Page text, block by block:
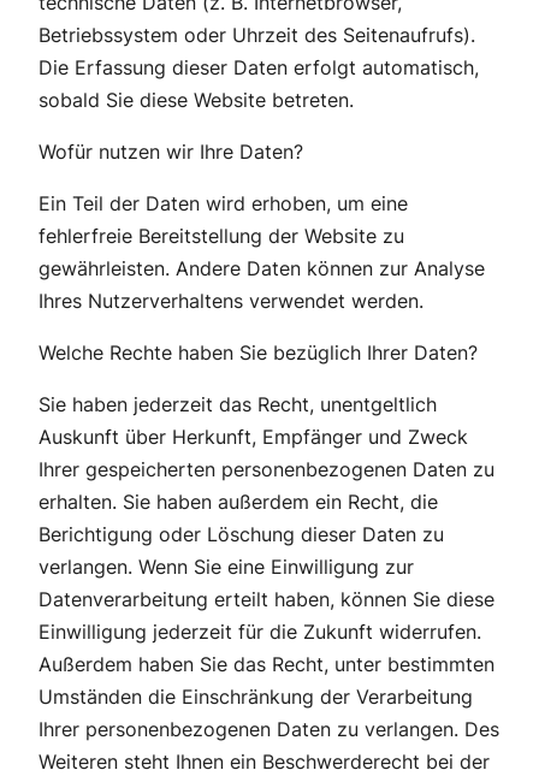
Betriebssystem oder Uhrzeit des Seitenaufrufs).
Die Erfassung dieser Daten erfolgt automatisch,
sobald Sie diese Website betreten.
Wofür nutzen wir Ihre Daten?
Ein Teil der Daten wird erhoben, um eine
fehlerfreie Bereitstellung der Website zu
gewährleisten. Andere Daten können zur Analyse
Ihres Nutzerverhaltens verwendet werden.
Welche Rechte haben Sie bezüglich Ihrer Daten?
Sie haben jederzeit das Recht, unentgeltlich
Auskunft über Herkunft, Empfänger und Zweck
Ihrer gespeicherten personenbezogenen Daten zu
erhalten. Sie haben außerdem ein Recht, die
Berichtigung oder Löschung dieser Daten zu
verlangen. Wenn Sie eine Einwilligung zur
Datenverarbeitung erteilt haben, können Sie diese
Einwilligung jederzeit für die Zukunft widerrufen.
Außerdem haben Sie das Recht, unter bestimmten
Umständen die Einschränkung der Verarbeitung
Ihrer personenbezogenen Daten zu verlangen. Des
Weiteren steht Ihnen ein Beschwerderecht bei der